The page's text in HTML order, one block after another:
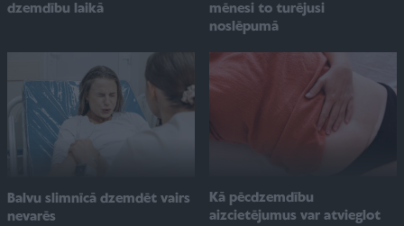
dzemdību laikā
mēnesi to turējusi
noslēpumā
Balvu slimnīcā dzemdēt vairs
nevarēs
Kā pēcdzemdību
aizcietējumus var atvieglot